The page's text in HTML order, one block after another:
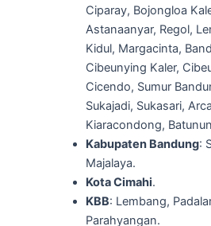
Ciparay, Bojongloa
Astanaanyar, Regol,
Kidul, Margacinta,
Cibeunying Kaler,
Cicendo, Sumur
Sukajadi, Sukasari,
Kiaracondong,
Kabupaten Bandung:
Majalaya.
Kota Cimahi.
KBB: Lembang,
Parahyangan.